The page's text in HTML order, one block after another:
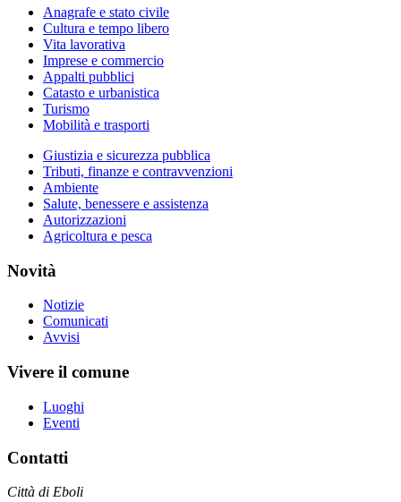
Anagrafe e stato civile
Cultura e tempo libero
Vita lavorativa
Imprese e commercio
Appalti pubblici
Catasto e urbanistica
Turismo
Mobilità e trasporti
Giustizia e sicurezza pubblica
Tributi, finanze e contravvenzioni
Ambiente
Salute, benessere e assistenza
Autorizzazioni
Agricoltura e pesca
Novità
Notizie
Comunicati
Avvisi
Vivere il comune
Luoghi
Eventi
Contatti
Città di Eboli